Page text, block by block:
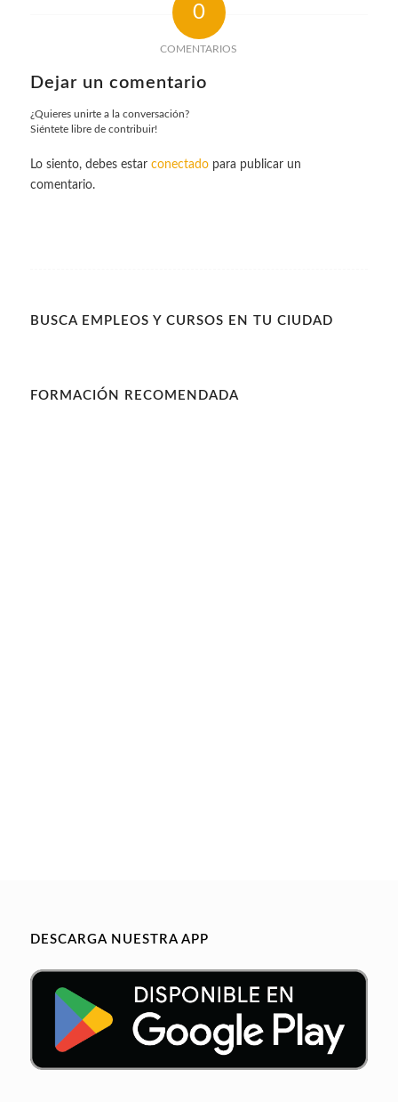
0
COMENTARIOS
Dejar un comentario
¿Quieres unirte a la conversación?
Siéntete libre de contribuir!
Lo siento, debes estar conectadopara publicar un
comentario.
BUSCA EMPLEOS Y CURSOS EN TU CIUDAD
FORMACIÓN RECOMENDADA
DESCARGA NUESTRA APP